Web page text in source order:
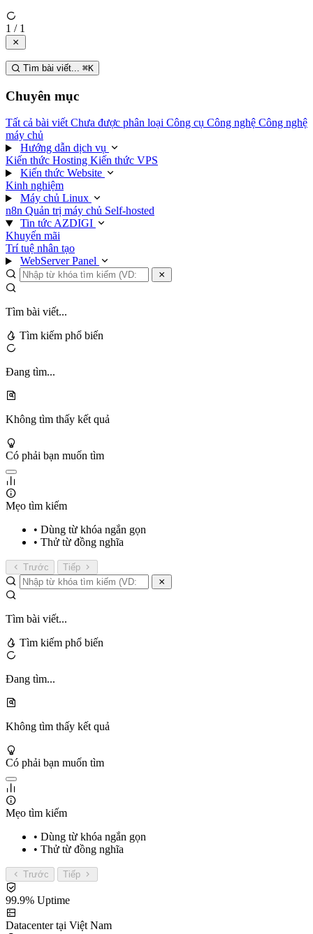
1 / 1
Tìm bài viết... ⌘K
Chuyên mục
Tất cả bài viếtChưa được phân loại Công cụ Công nghệ Công nghệ
máy chủ
Hướng dẫn dịch vụ
Kiến thức Hosting Kiến thức VPS
Kiến thức Website
Kinh nghiệm
Máy chủ Linux
n8n Quản trị máy chủ Self-hosted
Tin tức AZDIGI
Khuyến mãi
Trí tuệ nhân tạo
WebServer Panel
Tìm bài viết...
Tìm kiếm phổ biến
Đang tìm...
Không tìm thấy kết quả
Có phải bạn muốn tìm
Mẹo tìm kiếm
• Dùng từ khóa ngắn gọn
• Thử từ đồng nghĩa
Trước Tiếp
Tìm bài viết...
Tìm kiếm phổ biến
Đang tìm...
Không tìm thấy kết quả
Có phải bạn muốn tìm
Mẹo tìm kiếm
• Dùng từ khóa ngắn gọn
• Thử từ đồng nghĩa
Trước Tiếp
99.9% Uptime
Datacenter tại Việt Nam